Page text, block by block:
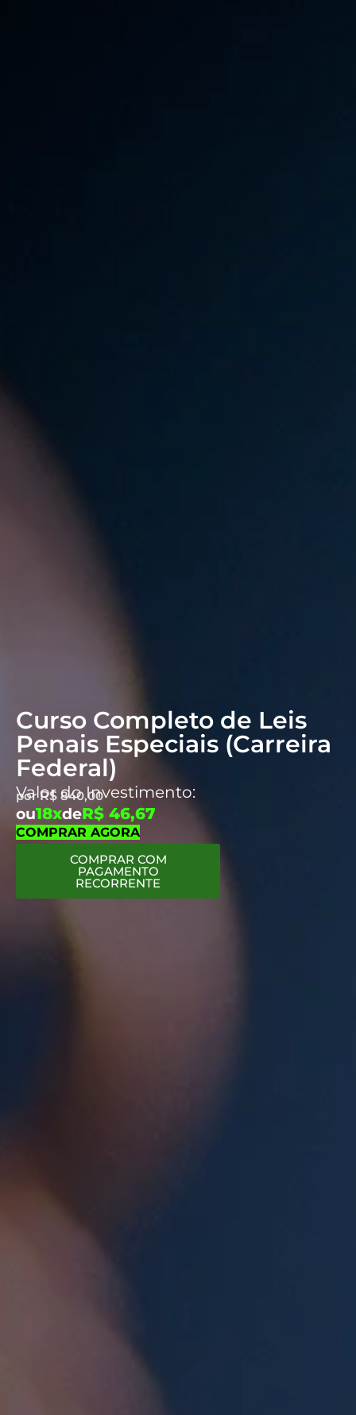
Curso Completo de Leis
Penais Especiais (Carreira
Federal)
Valor do Investimento:
porR$ 840,00
ou18xdeR$ 46,67
COMPRAR AGORA
COMPRAR COM
PAGAMENTO
RECORRENTE